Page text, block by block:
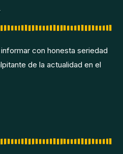
con honesta seriedad
de la actualidad en el